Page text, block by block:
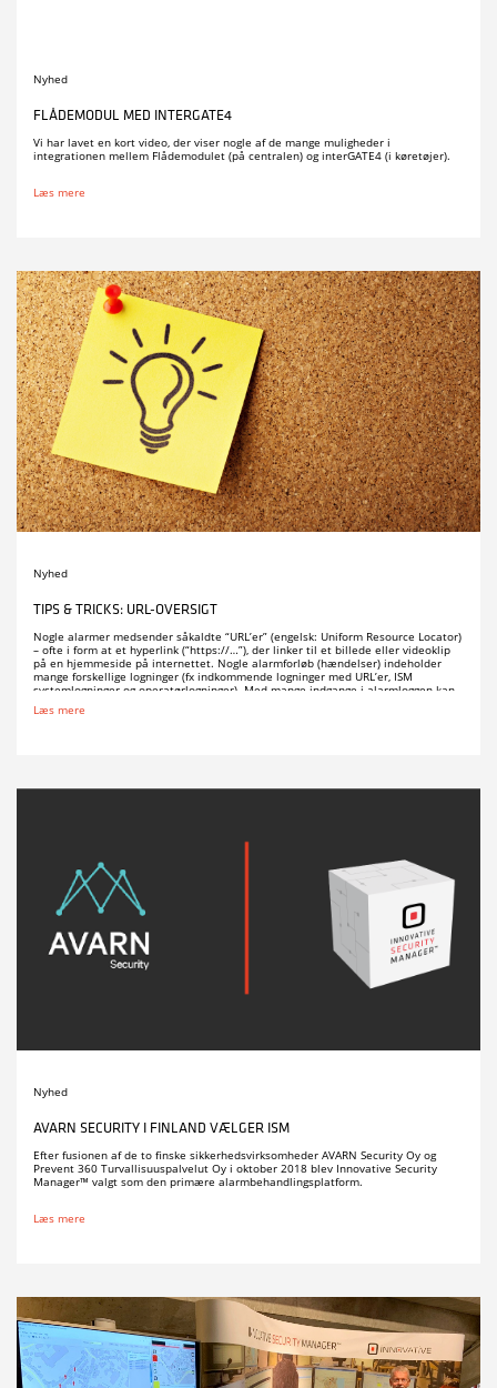
Nyhed
FLÅDEMODUL MED INTERGATE4
Vi har lavet en kort video, der viser nogle af de mange muligheder i
integrationen mellem Flådemodulet (på centralen) og interGATE4 (i køretøjer).
Læs mere
Nyhed
TIPS & TRICKS: URL-OVERSIGT
Nogle alarmer medsender såkaldte “URL’er” (engelsk: Uniform Resource Locator)
– ofte i form at et hyperlink (“https://…”), der linker til et billede eller videoklip
på en hjemmeside på internettet. Nogle alarmforløb (hændelser) indeholder
mange forskellige logninger (fx indkommende logninger med URL’er, ISM
systemlogninger og operatørlogninger). Med mange indgange i alarmloggen kan
det derfor være tidskrævende […]
Læs mere
Nyhed
AVARN SECURITY I FINLAND VÆLGER ISM
Efter fusionen af de to finske sikkerhedsvirksomheder AVARN Security Oy og
Prevent 360 Turvallisuuspalvelut Oy i oktober 2018 blev Innovative Security
Manager™ valgt som den primære alarmbehandlingsplatform.
Læs mere